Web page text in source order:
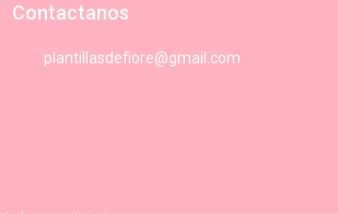
Contactanos
plantillasdefiore@gmail.com